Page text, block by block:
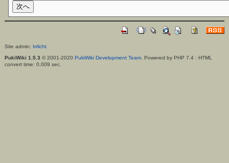
Site admin: Irrlicht
PukiWiki 1.5.3 © 2001-2020 PukiWiki Development Team. Powered by PHP 7.4 : HTML
convert time: 0.009 sec.